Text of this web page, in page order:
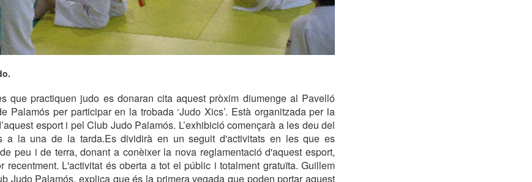
que practiquen judo es donaran cita aquest pròxim diumenge al Pavelló
Palamós per participar en la trobada ‘Judo Xics’. Està organitzada per la
esport i pel Club Judo Palamós. L’exhibició començarà a les deu del
a la una de la tarda.Es dividirà en un seguit d'activitats en les que es
peu i de terra, donant a conèixer la nova reglamentació d'aquest esport,
recentment. L'activitat és oberta a tot el públic i totalment gratuïta. Guillem
Judo Palamós, explica que és la primera vegada que poden portar aquest